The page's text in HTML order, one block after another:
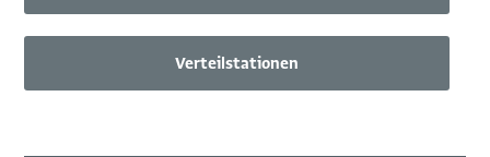
Verteilstationen